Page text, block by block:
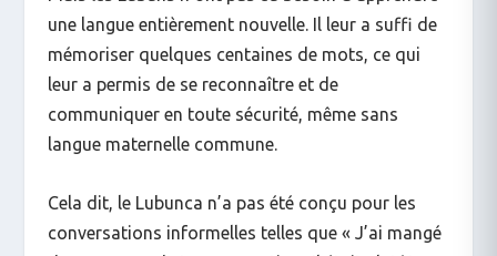
une langue entièrement nouvelle. Il leur a suffi de
mémoriser quelques centaines de mots, ce qui
leur a permis de se reconnaître et de
communiquer en toute sécurité, même sans
langue maternelle commune.
Cela dit, le Lubunca n’a pas été conçu pour les
conversations informelles telles que « J’ai mangé